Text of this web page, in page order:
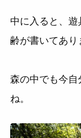
中に入ると、
齢が書いてあり
森の中でも今
ね。